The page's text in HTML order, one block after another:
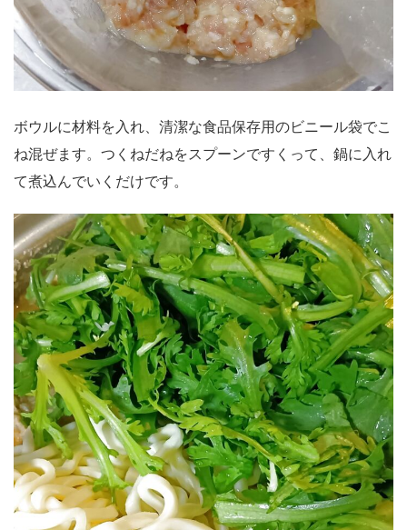
ボウルに材料を入れ、清潔な食品保存用のビニール袋でこ
ね混ぜます。つくねだねをスプーンですくって、鍋に入れ
て煮込んでいくだけです。